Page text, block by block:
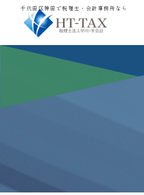
千代田区神田で税理士・会計事務所なら